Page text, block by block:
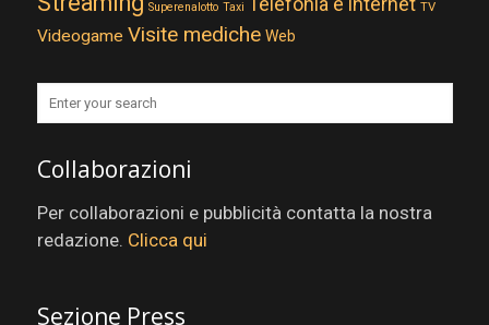
Superenalotto Taxi TV
Videogame Visite mediche Web
Collaborazioni
Per collaborazioni e pubblicità contatta la nostra
redazione. Clicca qui
Sezione Press